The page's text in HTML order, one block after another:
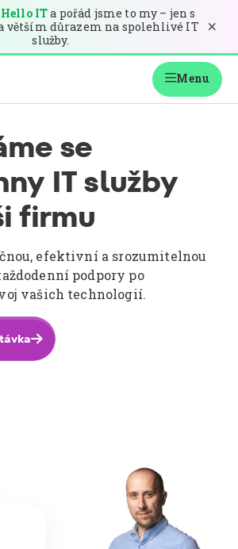
Hello ITa pořád jsme to my – jen s
větším důrazem na spolehlivé IT
služby.

Menu
se
IT služby
firmu
efektivní a srozumitelnou
podpory po
vašich technologií.
